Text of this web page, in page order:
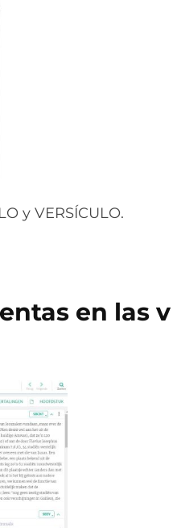
y VERSÍCULO.
en las